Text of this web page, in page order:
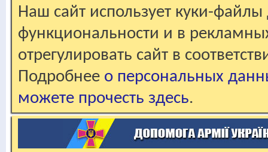
Наш сайт использует куки-файлы
функциональности и в
отрегулировать сайт в
Подробнее о персональных
можете прочесть здесь.